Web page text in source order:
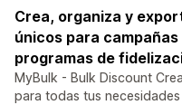
Crea, organiza y
únicos para
programas de
MyBulk - Bulk Discount
para todas tus